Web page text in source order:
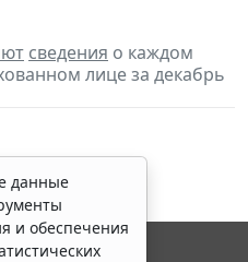
сведения о каждом
лице за декабрь
данные
и обеспечения